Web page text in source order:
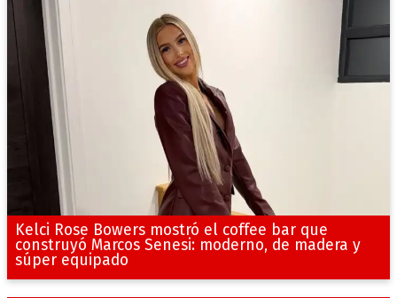
Kelci Rose Bowers mostró el coffee bar que
construyó Marcos Senesi: moderno, de madera y
súper equipado